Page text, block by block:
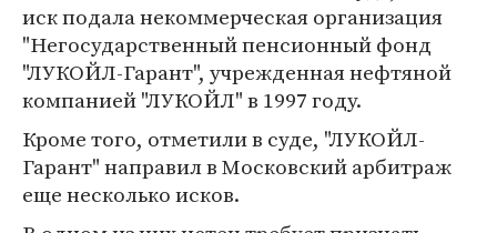
иск подала некоммерческая организация
"Негосударственный пенсионный фонд
"ЛУКОЙЛ-Гарант", учрежденная нефтяной
компанией "ЛУКОЙЛ" в 1997 году.
Кроме того, отметили в суде, "ЛУКОЙЛ-
Гарант" направил в Московский арбитраж
еще несколько исков.